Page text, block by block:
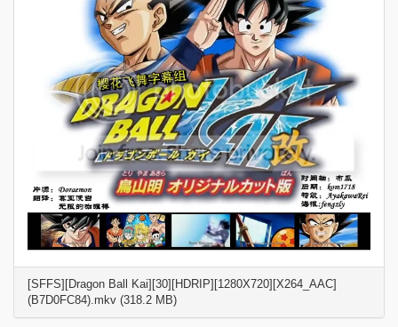
[SFFS][Dragon Ball Kai][30][HDRIP][1280X720][X264_AAC]
(B7D0FC84).mkv (318.2 MB)